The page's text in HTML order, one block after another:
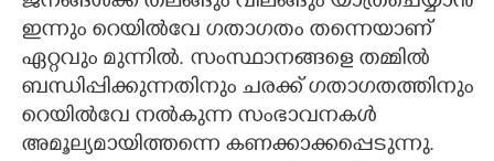
ഇന്നും റെയിൽവേ ഗതാഗതം തന്നെയാണ്
ഏറ്റവും മുന്നിൽ. സംസ്ഥാനങ്ങളെ തമ്മിൽ
ബന്ധിപ്പിക്കുന്നതിനും ചരക്ക് ഗതാഗതത്തിനും
റെയിൽവേ നൽകുന്ന സംഭാവനകൾ
അമൂല്യമായിത്തന്നെ കണക്കാക്കപ്പെടുന്നു.